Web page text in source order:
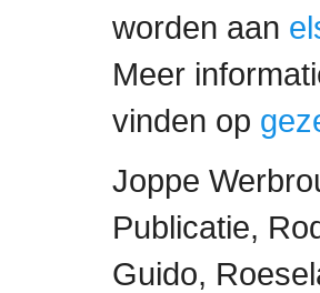
worden aan
Meer
vinden op
Joppe
Publicatie,
Guido,